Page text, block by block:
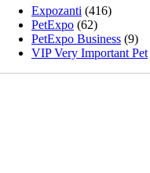
Expozanti (416)
PetExpo (62)
PetExpo Business (9)
VIP Very Important Pet